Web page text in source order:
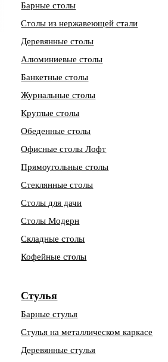
Барные столы
Столы из нержавеющей стали
Деревянные столы
Алюминиевые столы
Банкетные столы
Журнальные столы
Круглые столы
Обеденные столы
Офисные столы Лофт
Прямоугольные столы
Стеклянные столы
Столы для дачи
Столы Модерн
Складные столы
Кофейные столы
Стулья
Барные стулья
Стулья на металлическом каркасе
Деревянные стулья